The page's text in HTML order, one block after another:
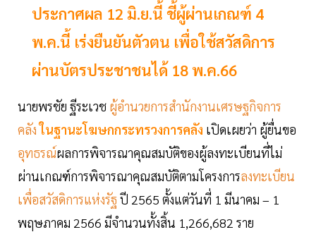
ประกาศผล 12 มิ.ย.นี้ ชี้ผู้ผ่านเกณฑ์ 4
พ.ค.นี้ เร่งยืนยันตัวตน เพื่อใช้สวัสดิการ
ผ่านบัตรประชาชนได้ 18 พ.ค.66
นายพรชัย ฐีระเวช ผู้อำนวยการสำนักงานเศรษฐกิจการ
คลัง ในฐานะโฆษกกระทรวงการคลัง เปิดเผยว่า ผู้ยื่นขอ
อุทธรณ์ผลการพิจารณาคุณสมบัติของผู้ลงทะเบียนที่ไม่
ผ่านเกณฑ์การพิจารณาคุณสมบัติตามโครงการลงทะเบียน
เพื่อสวัสดิการแห่งรัฐปี 2565 ตั้งแต่วันที่ 1 มีนาคม – 1
พฤษภาคม 2566 มีจำนวนทั้งสิ้น 1,266,682 ราย